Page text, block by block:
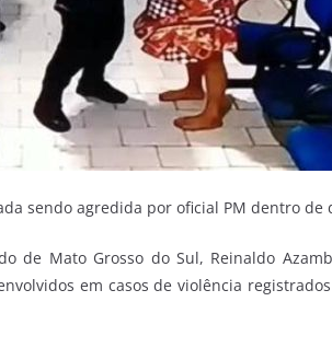
sendo agredida por oficial PM dentro de
de Mato Grosso do Sul, Reinaldo
em casos de violência